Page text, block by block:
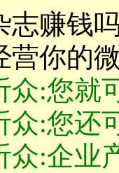
志赚钱
营你的
众:您就
众:您还
众:企业